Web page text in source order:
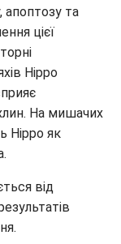
апоптозу та
цієї
Hippo
На мишачих
Hippo як
від